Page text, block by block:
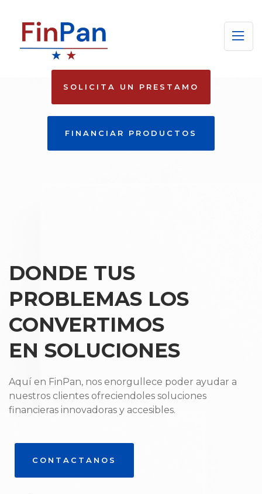
SOLICITA UN PRESTAMO
FINANCIAR PRODUCTOS
DONDE TUS
PROBLEMAS LOS
CONVERTIMOS
EN SOLUCIONES
Aquí en FinPan, nos enorgullece poder ayudar a
nuestros clientes ofreciendoles soluciones
financieras innovadoras y accesibles.
CONTACTANOS